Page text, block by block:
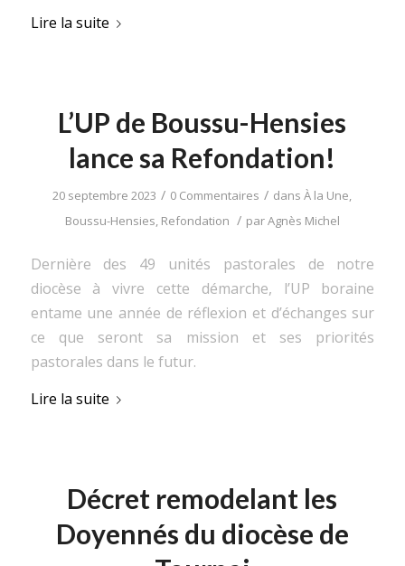
Lire la suite
L’UP de Boussu-Hensies
lance sa Refondation!
20 septembre 2023 / 0 Commentaires / dansÀ la Une,
Boussu-Hensies, Refondation / parAgnès Michel
Dernière des 49 unités pastorales de notre
diocèse à vivre cette démarche, l’UP boraine
entame une année de réflexion et d’échanges sur
ce que seront sa mission et ses priorités
pastorales dans le futur.
Lire la suite
Décret remodelant les
Doyennés du diocèse de